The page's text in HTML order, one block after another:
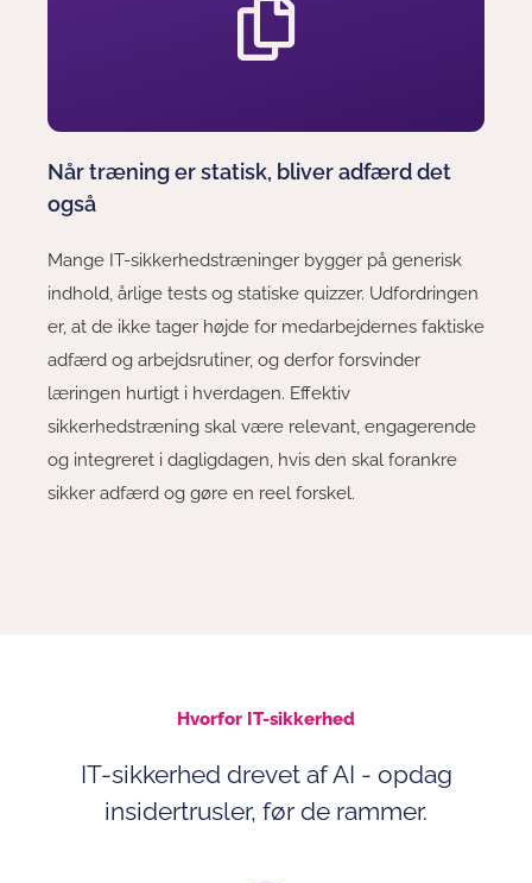
Når træning er statisk, bliver adfærd det
også
Mange IT-sikkerhedstræninger bygger på generisk
indhold, årlige tests og statiske quizzer. Udfordringen
er, at de ikke tager højde for medarbejdernes faktiske
adfærd og arbejdsrutiner, og derfor forsvinder
læringen hurtigt i hverdagen. Effektiv
sikkerhedstræning skal være relevant, engagerende
og integreret i dagligdagen, hvis den skal forankre
sikker adfærd og gøre en reel forskel.
Hvorfor IT-sikkerhed
IT-sikkerhed drevet af AI - opdag
insidertrusler, før de rammer.